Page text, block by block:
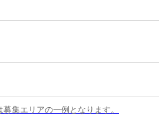
集エリアの一例となります。